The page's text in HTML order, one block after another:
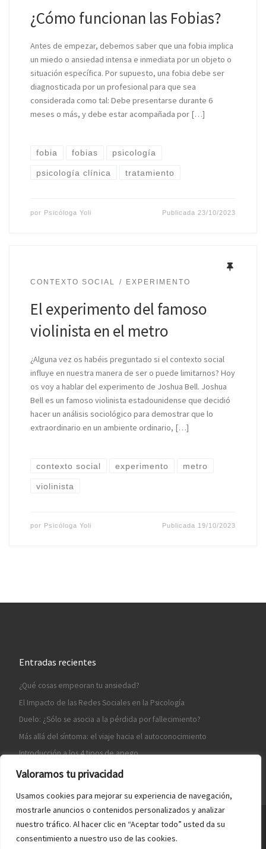
Valoramos tu privacidad
Usamos cookies para mejorar su experiencia de navegación,
mostrarle anuncios o contenidos personalizados y analizar
nuestro tráfico. Al hacer clic en “Aceptar todo” usted da su
consentimiento a nuestro uso de las cookies.
¿Cómo funcionan las Fobias?
Antes de empezar, debemos saber que una fobia implica
un miedo o ansiedad intensa e inmediata por un objeto o
situación específica. Por supuesto, una fobia debe ser
diagnosticada por un profesional para que sea
considerada como tal: Debe presentarse durante 6
meses o más, y debe estar acompañada por […]
fobia fobias psicología
psicología clínica tratamiento
por Psicóloga Yoli Publicada 23/10/2023
CONTEXTO SOCIAL EXPERIMENTO
El experimento del famoso
violinista en el metro
¿Alguna vez os habéis preguntado si el contexto social
influye en nuestra manera de ser o puede limitarnos? Hoy
os voy a hablar del experimento de Joshua Bell. Joshua
Bell es un famoso violinista estadounidense que decidió
hacer un análisis sociológico para demostrar que lo
extraordinario en un ambiente ordinario, […]
contexto social experimento metro
violinista
por Psicóloga Yoli Publicada 19/10/2023
Entradas recientes
¿Qué cosas empeoran tu ansiedad?
El Impacto de las Redes Sociales en la Psicología
Duelo: ¿Sólo se asocia a la pérdida por fallecimiento?
Más allá del síntoma: el viaje hacia el autoconocimiento
Introducción a los 4 tipos de apego
© 2026 Psicología Benlliure – Todos los derechos reservados
Hosting by Turianet